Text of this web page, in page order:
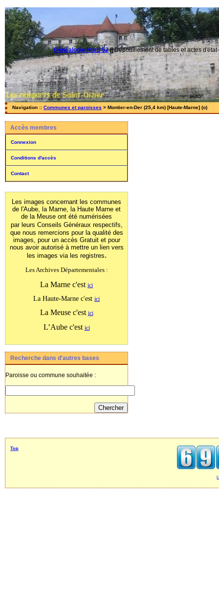
Généalogie Nord 52||Dépouillement de tables et actes
Navigation :: Communes et paroisses > Montier-en-Der (25,4 km) [Haute-Marne] (o)
Accès membres
Connexion
Conditions d'accès
Contact
Les images concernant les communes
de l'Aube, la Marne, la Haute Marne et
de la Meuse ont été numérisées
par leurs Conseils Généraux respectifs,
que nous remercions pour la qualité des
images, pour un accès Gratuit et pour
nous avoir autorisé à mettre un lien vers
les images via les registres.
Les Archives Départementales :
La Marne c'est ici
La Haute-Marne c'est ici
La Meuse c'est ici
L’Aube c'est ici
Recherche dans d'autres bases
Paroisse ou commune souhaitée :
Top